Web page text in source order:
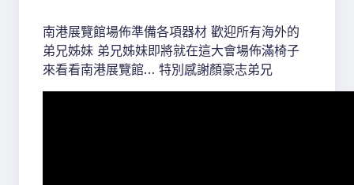
南港展覽館場佈準備各項器材 歡迎所有海外的
弟兄姊妹 弟兄姊妹即將就在這大會場佈滿椅子
來看看南港展覽館… 特別感謝顏豪志弟兄